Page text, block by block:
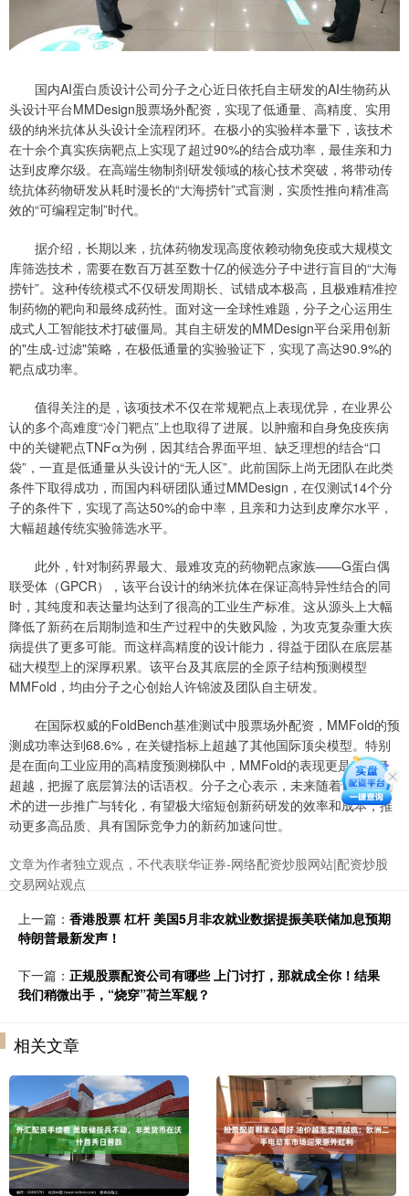
国内AI蛋白质设计公司分子之心近日依托自主研发的AI生物药从
头设计平台MMDesign股票场外配资，实现了低通量、高精度、实用
级的纳米抗体从头设计全流程闭环。在极小的实验样本量下，该技术
在十余个真实疾病靶点上实现了超过90%的结合成功率，最佳亲和力
达到皮摩尔级。在高端生物制剂研发领域的核心技术突破，将带动传
统抗体药物研发从耗时漫长的“大海捞针”式盲测，实质性推向精准高
效的“可编程定制”时代。
据介绍，长期以来，抗体药物发现高度依赖动物免疫或大规模文
库筛选技术，需要在数百万甚至数十亿的候选分子中进行盲目的“大海
捞针”。这种传统模式不仅研发周期长、试错成本极高，且极难精准控
制药物的靶向和最终成药性。面对这一全球性难题，分子之心运用生
成式人工智能技术打破僵局。其自主研发的MMDesign平台采用创新
的"生成-过滤"策略，在极低通量的实验验证下，实现了高达90.9%的
靶点成功率。
值得关注的是，该项技术不仅在常规靶点上表现优异，在业界公
认的多个高难度“冷门靶点”上也取得了进展。以肿瘤和自身免疫疾病
中的关键靶点TNFα为例，因其结合界面平坦、缺乏理想的结合“口
袋”，一直是低通量从头设计的“无人区”。此前国际上尚无团队在此类
条件下取得成功，而国内科研团队通过MMDesign，在仅测试14个分
子的条件下，实现了高达50%的命中率，且亲和力达到皮摩尔水平，
大幅超越传统实验筛选水平。
此外，针对制药界最大、最难攻克的药物靶点家族——G蛋白偶
联受体（GPCR），该平台设计的纳米抗体在保证高特异性结合的同
时，其纯度和表达量均达到了很高的工业生产标准。这从源头上大幅
降低了新药在后期制造和生产过程中的失败风险，为攻克复杂重大疾
病提供了更多可能。而这样高精度的设计能力，得益于团队在底层基
础大模型上的深厚积累。该平台及其底层的全原子结构预测模型
MMFold，均由分子之心创始人许锦波及团队自主研发。
在国际权威的FoldBench基准测试中股票场外配资，MMFold的预
测成功率达到68.6%，在关键指标上超越了其他国际顶尖模型。特别
是在面向工业应用的高精度预测梯队中，MMFold的表现更是实现了
超越，把握了底层算法的话语权。分子之心表示，未来随着该底层技
术的进一步推广与转化，有望极大缩短创新药研发的效率和成本，推
动更多高品质、具有国际竞争力的新药加速问世。
文章为作者独立观点，不代表联华证券-网络配资炒股网站|配资炒股
交易网站观点
上一篇： 香港股票 杠杆 美国5月非农就业数据提振美联储加息预期
特朗普最新发声！
下一篇： 正规股票配资公司有哪些 上门讨打，那就成全你！结果
我们稍微出手，“烧穿”荷兰军舰？
相关文章